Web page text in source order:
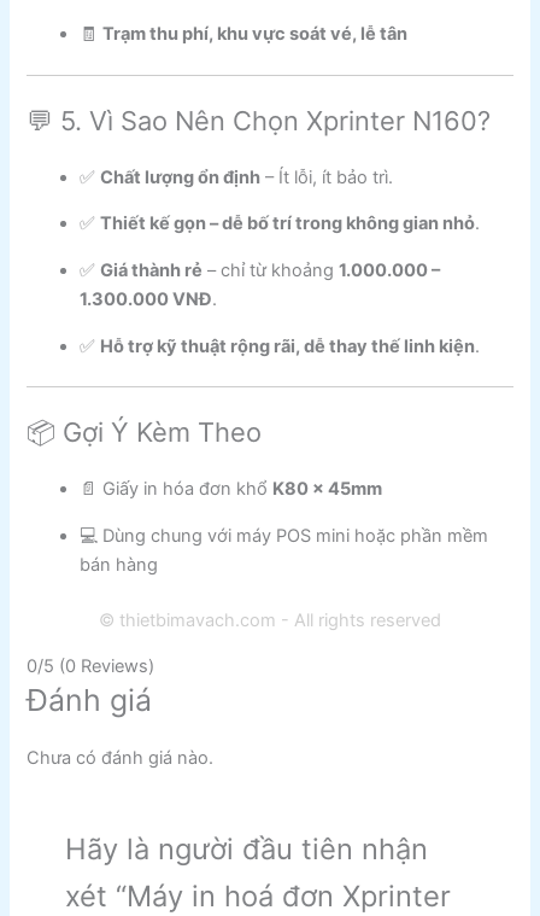
🧾Trạm thu phí, khu vực soát vé, lễ tân
💬 5. Vì Sao Nên Chọn Xprinter N160?
✅Chất lượng ổn định – Ít lỗi, ít bảo trì.
✅Thiết kế gọn – dễ bố trí trong không gian nhỏ.
✅Giá thành rẻ – chỉ từ khoảng1.000.000 –
1.300.000 VNĐ.
✅ Hỗ trợ kỹ thuật rộng rãi, dễ thay thế linh kiện.
📦 Gợi Ý Kèm Theo
📄 Giấy in hóa đơn khổ K80 x 45mm
💻 Dùng chung với máy POS mini hoặc phần mềm
bán hàng
© thietbimavach.com - All rights reserved
0/5 (0 Reviews)
Đánh giá
Chưa có đánh giá nào.
Hãy là người đầu tiên nhận
xét “Máy in hoá đơn Xprinter